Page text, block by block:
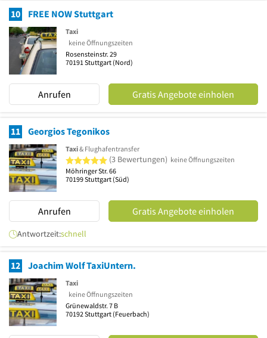
10 FREE NOW Stuttgart
Taxi
keine Öffnungszeiten
Rosensteinstr. 29
70191 Stuttgart (Nord)
Anrufen Gratis Angebote einholen
11 Georgios Tegonikos
Taxi& Flughafentransfer
5 von 5 Sternen
(3 Bewertungen) keine Öffnungszeiten
Möhringer Str. 66
70199Stuttgart (Süd)
Anrufen Gratis Angebote einholen
Antwortzeit:schnell
12 Joachim Wolf TaxiUntern.
Taxi
keine Öffnungszeiten
Grünewaldstr. 7 B
70192 Stuttgart (Feuerbach)